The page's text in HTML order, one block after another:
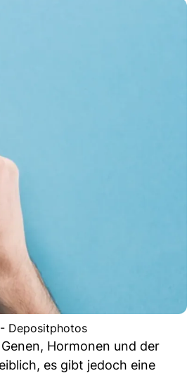
Depositphotos
Hormonen und der
es gibt jedoch eine